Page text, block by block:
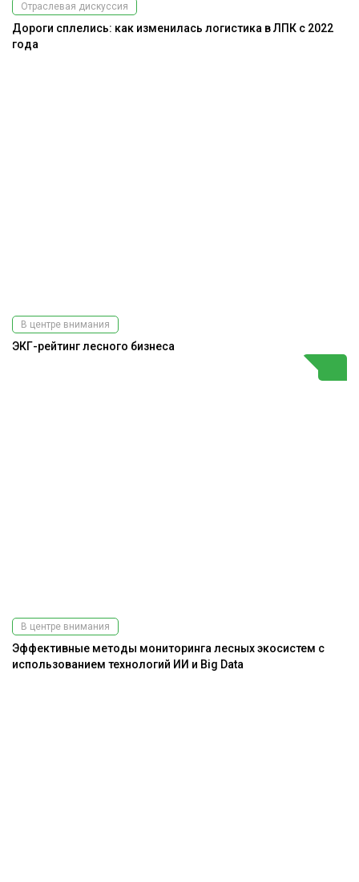
Отраслевая дискуссия
Дороги сплелись: как изменилась логистика в ЛПК с 2022
года
В центре внимания
ЭКГ-рейтинг лесного бизнеса
В центре внимания
Эффективные методы мониторинга лесных экосистем с
использованием технологий ИИ и Big Data